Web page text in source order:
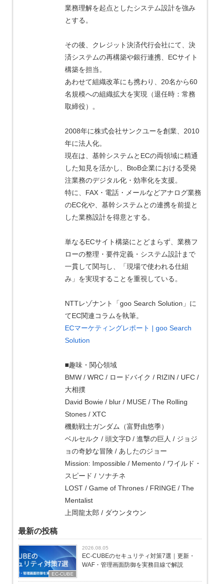
業務理解を起点としたシステム設計を強み
とする。
その後、クレジット決済代行会社にて、決
済システムの再構築や銀行連携、ECサイト
構築を担当。
あわせて組織改革にも携わり、20名から60
名規模への組織拡大を実現（退任時：常務
取締役）。
2008年に株式会社サンクユーを創業、2010
年に法人化。
現在は、基幹システムとECの両領域に精通
した知見を活かし、BtoB企業における受発
注業務のデジタル化・効率化を支援。
特に、FAX・電話・メールなどアナログ業務
のEC化や、基幹システムとの連携を前提と
した業務設計を得意とする。
単なるECサイト構築にとどまらず、業務フ
ローの整理・要件定義・システム設計まで
一貫して関与し、「現場で使われる仕組
み」を実現することを重視している。
NTTレゾナント「goo Search Solution」に
てEC関連コラムを執筆。
ECマーケティングレポート | goo Search
Solution
■趣味・関心領域
BMW / WRC / ロードバイク / RIZIN / UFC /
大相撲
David Bowie / blur / MUSE / The Rolling
Stones / XTC
機動戦士ガンダム（富野由悠季）
ベルセルク / 頭文字D / 進撃の巨人 / ジョジ
ョの奇妙な冒険 / あしたのジョー
Mission: Impossible / Memento / ワイルド・
スピード / ソナチネ
LOST / Game of Thrones / FRINGE / The
Mentalist
上岡龍太郎 / ダウンタウン
最新の投稿
EC-CUBE
2026.08.05
EC-CUBEのセキュリティ対策7選｜更新・
WAF・管理画面防御を実務目線で解説